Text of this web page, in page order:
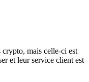
crypto, mais celle-ci est
et leur service client est